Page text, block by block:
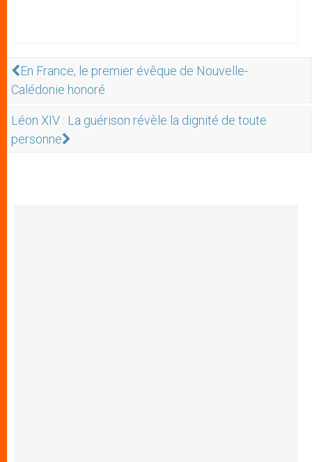
En France, le premier évêque de Nouvelle-
Calédonie honoré
Léon XIV : La guérison révèle la dignité de toute
personne